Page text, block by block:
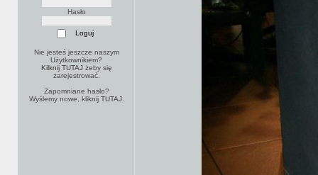
Hasło
Nie jesteś jeszcze naszym
Użytkownikiem?
Kilknij TUTAJżeby się
zarejestrować.
Zapomniane hasło?
Wyślemy nowe, kliknij TUTAJ.